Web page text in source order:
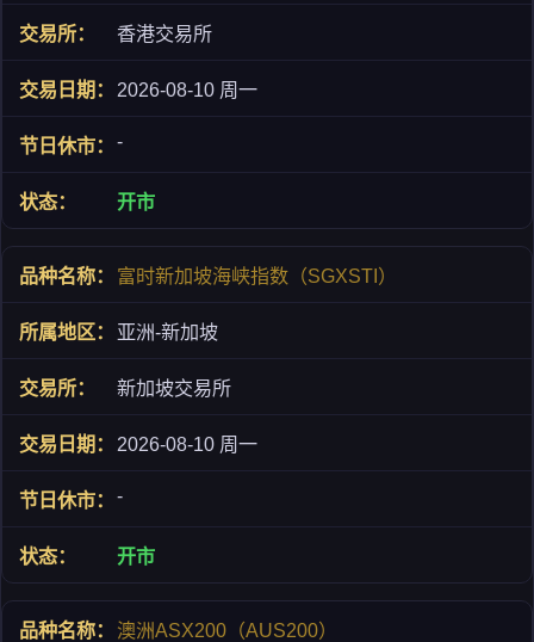
香港交易所
2026-08-10 周一
-
开市
富时新加坡海峡指数（SGXSTI）
亚洲-新加坡
新加坡交易所
2026-08-10 周一
-
开市
澳洲ASX200（AUS200）